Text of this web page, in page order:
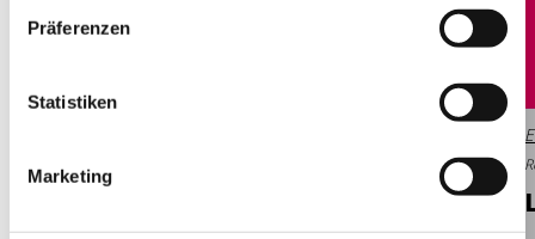
Präferenzen
Statistiken
Marketing
© Amadeus, Stuttgart
Restaurant, schwäbisch Geöffnet von 12:00 bis 00:00 Uhr